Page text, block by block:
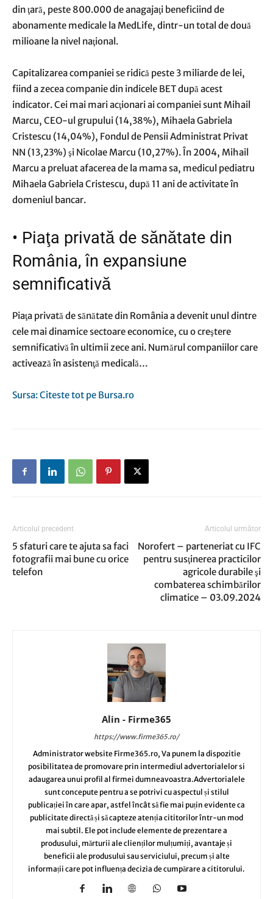
din ţară, peste 800.000 de anagajaţi beneficiind de
abonamente medicale la MedLife, dintr-un total de două
milioane la nivel naţional.
Capitalizarea companiei se ridică peste 3 miliarde de lei,
fiind a zecea companie din indicele BET după acest
indicator. Cei mai mari acţionari ai companiei sunt Mihail
Marcu, CEO-ul grupului (14,38%), Mihaela Gabriela
Cristescu (14,04%), Fondul de Pensii Administrat Privat
NN (13,23%) şi Nicolae Marcu (10,27%). În 2004, Mihail
Marcu a preluat afacerea de la mama sa, medicul pediatru
Mihaela Gabriela Cristescu, după 11 ani de activitate în
domeniul bancar.
• Piaţa privată de sănătate din
România, în expansiune
semnificativă
Piaţa privată de sănătate din România a devenit unul dintre
cele mai dinamice sectoare economice, cu o creştere
semnificativă în ultimii zece ani. Numărul companiilor care
activează în asistenţă medicală…
Sursa: Citeste tot pe Bursa.ro
Articolul precedent
5 sfaturi care te ajuta sa faci
fotografii mai bune cu orice
telefon
Articolul următor
Norofert – parteneriat cu IFC
pentru susţinerea practicilor
agricole durabile şi
combaterea schimbărilor
climatice – 03.09.2024
Alin - Firme365
https://www.firme365.ro/
Administrator website Firme365.ro, Va punem la dispozitie
posibilitatea de promovare prin intermediul advertorialelor si
adaugarea unui profil al firmei dumneavoastra.Advertorialele
sunt concepute pentru a se potrivi cu aspectul și stilul
publicației în care apar, astfel încât să fie mai puțin evidente ca
publicitate directă și să capteze atenția cititorilor într-un mod
mai subtil. Ele pot include elemente de prezentare a
produsului, mărturii ale clienților mulțumiți, avantaje și
beneficii ale produsului sau serviciului, precum și alte
informații care pot influența decizia de cumpărare a cititorului.